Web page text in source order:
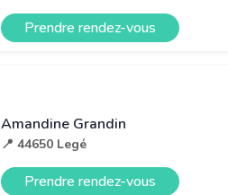
Prendre rendez-vous
Amandine Grandin
📍 44650 Legé
Prendre rendez-vous